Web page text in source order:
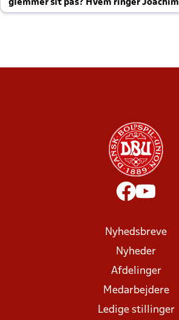
glemmer sit pas? Hvem ringer Joachim
altid til efter kampe?
Nyhedsbreve
Nyheder
Afdelinger
Medarbejdere
Ledige stillinger